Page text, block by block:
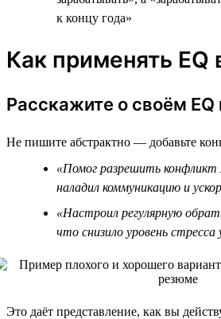
к концу года»
Как применять EQ
Расскажите о своём
Не пишите абстрактно — добавьте
«Помог разрешить
наладил коммуникацию и
«Настроил регулярную
что снизило уровень стресса
Это даёт представление, как вы